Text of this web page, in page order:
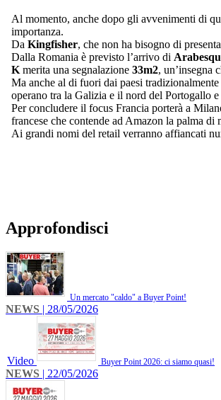
Al momento, anche dopo gli avvenimenti di
importanza.
Da Kingfisher, che non ha bisogno di
Dalla Romania è previsto l’arrivo di
K merita una segnalazione 33m2, un’insegna
Ma anche al di fuori dai paesi
operano tra la Galizia e il nord del Portogallo
Per concludere il focus Francia porterà a
francese che contende ad Amazon la palma
Ai grandi nomi del retail verranno affiancati
Approfondisci
Un mercato "caldo" a Buyer Point!
NEWS | 28/05/2026
Video Buyer Point 2026: ci siamo quasi!
NEWS | 22/05/2026